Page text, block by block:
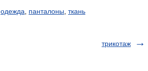
одежда панталоны ткань
трикотаж